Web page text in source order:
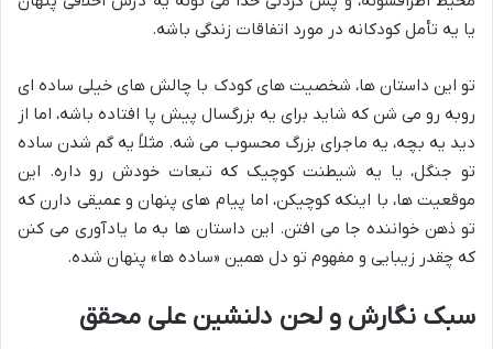
یا یه تأمل کودکانه در مورد اتفاقات زندگی باشه.
تو این داستان ها، شخصیت های کودک با چالش های خیلی ساده ای
روبه رو می شن که شاید برای یه بزرگسال پیش پا افتاده باشه، اما از
دید یه بچه، یه ماجرای بزرگ محسوب می شه. مثلاً یه گم شدن ساده
تو جنگل، یا یه شیطنت کوچیک که تبعات خودش رو داره. این
موقعیت ها، با اینکه کوچیکن، اما پیام های پنهان و عمیقی دارن که
تو ذهن خواننده جا می افتن. این داستان ها به ما یادآوری می کنن
که چقدر زیبایی و مفهوم تو دل همین «ساده ها» پنهان شده.
سبک نگارش و لحن دلنشین علی محقق